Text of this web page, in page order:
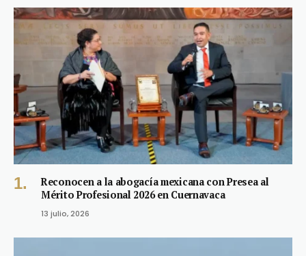
Reconocen a la abogacía mexicana con Presea al
Mérito Profesional 2026 en Cuernavaca
13 julio, 2026